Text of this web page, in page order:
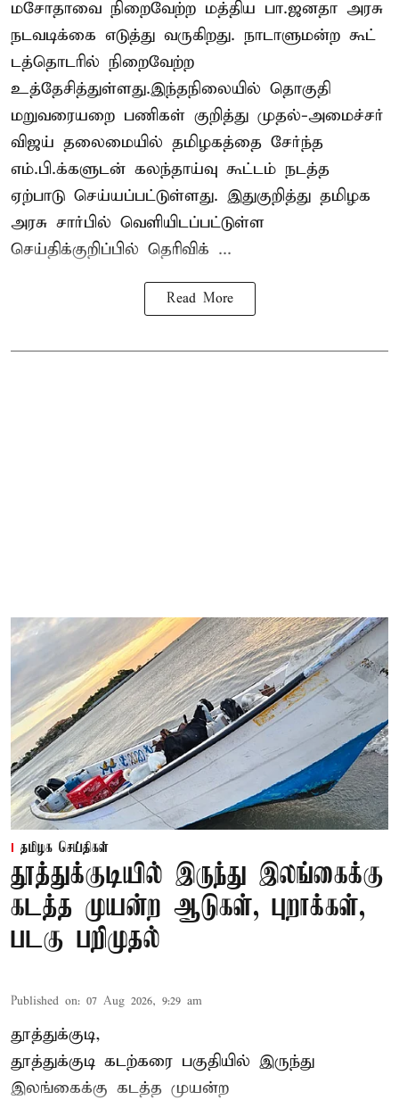
மசோதாவை நிறைவேற்ற மத்திய பா.ஜனதா அரசு
நடவடிக்கை எடுத்து வருகிறது. நாடாளுமன்ற கூட்
டத்தொடரில் நிறைவேற்ற
உத்தேசித்துள்ளது.இந்தநிலையில் தொகுதி
மறுவரையறை பணிகள் குறித்து முதல்-அமைச்சர்
விஜய் தலைமையில் தமிழகத்தை சேர்ந்த
எம்.பி.க்களுடன் கலந்தாய்வு கூட்டம் நடத்த
ஏற்பாடு செய்யப்பட்டுள்ளது. இதுகுறித்து தமிழக
அரசு சார்பில் வெளியிடப்பட்டுள்ள
செய்திக்குறிப்பில் தெரிவிக் ...
Read More
தமிழக செய்திகள்
தூத்துக்குடியில் இருந்து இலங்கைக்கு
கடத்த முயன்ற ஆடுகள், புறாக்கள்,
படகு பறிமுதல்
Published on: 07 Aug 2026, 9:29 am
தூத்துக்குடி,
தூத்துக்குடி கடற்கரை பகுதியில் இருந்து
இலங்கைக்கு கடத்த முயன்ற